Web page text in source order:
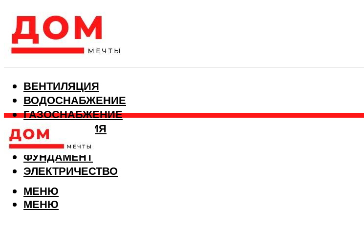
ВЕНТИЛЯЦИЯ
ВОДОСНАБЖЕНИЕ
ГАЗОСНАБЖЕНИЕ
КАНАЛИЗАЦИЯ
ОТОПЛЕНИЕ
ФУНДАМЕНТ
ЭЛЕКТРИЧЕСТВО
МЕНЮ
МЕНЮ